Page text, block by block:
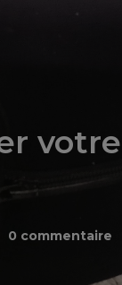
0 commentaire